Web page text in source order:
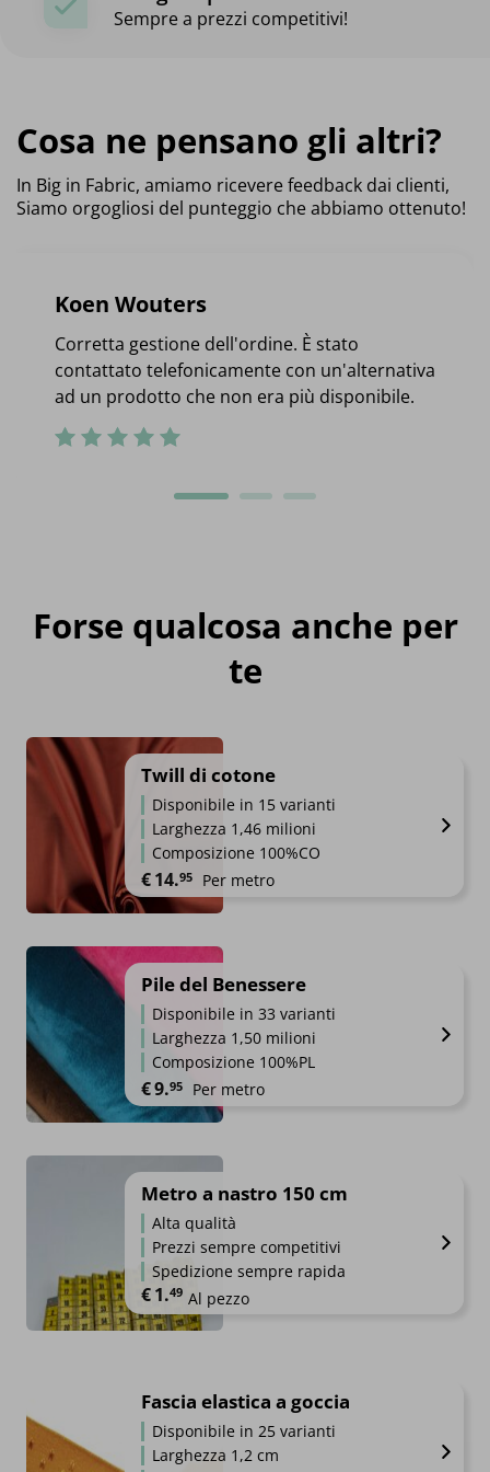
Sempre a prezzi competitivi!
Cosa ne pensano gli altri?
In Big in Fabric, amiamo ricevere feedback dai clienti,
Siamo orgogliosi del punteggio che abbiamo ottenuto!
Koen Wouters
Corretta gestione dell'ordine. È stato
contattato telefonicamente con un'alternativa
ad un prodotto che non era più disponibile.
Forse qualcosa anche per
te
Twill di cotone
Disponibile in 15 varianti
Larghezza 1,46 milioni
Composizione 100%CO
€14.95 Per metro
Pile del Benessere
Disponibile in 33 varianti
Larghezza 1,50 milioni
Composizione 100%PL
€9.95 Per metro
Metro a nastro 150 cm
Alta qualità
Prezzi sempre competitivi
Spedizione sempre rapida
€1.49 Al pezzo
Fascia elastica a goccia
Disponibile in 25 varianti
Larghezza 1,2 cm